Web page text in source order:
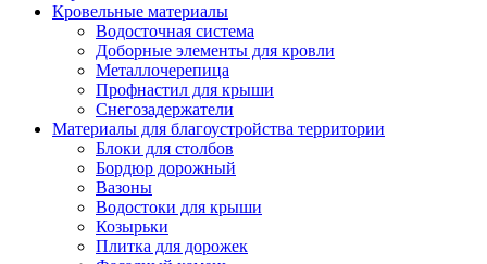
Кровельные материалы
Водосточная система
Доборные элементы для кровли
Металлочерепица
Профнастил для крыши
Снегозадержатели
Материалы для благоустройства территории
Блоки для столбов
Бордюр дорожный
Вазоны
Водостоки для крыши
Козырьки
Плитка для дорожек